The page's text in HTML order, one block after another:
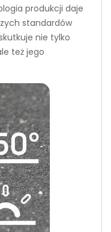
produkcji daje
standardów
nie tylko
też jego